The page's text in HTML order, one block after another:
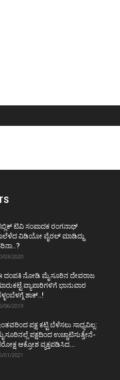
ಟಿವಿ ಸಂಪಾದಕ ರಂಗನಾಥ್
ವಿಡಿಯೋ ವೈರಲ್ ಮಾಡಿದ್ದು
03/2020
ದಂಪತಿ ನೋಡಿ ಮೈಸೂರಿನ ದೇವರಾಜ
ವ್ಯಾಪಾರಿಗಳಿಗೆ ಭಾನುವಾರ
ಶಾಕ್..!
06/2019
ಪಕ್ಷ ಕಟ್ಟಿ ಬೆಳೆಸಲು ಸಾಧ್ಯವಿಲ್ಲ:
ಪಕ್ಷದಿಂದ ಉಚ್ಚಾಟಿಸುತ್ತೇನೆ-
ಆಕ್ರೋಶ ವ್ಯಕ್ತಪಡಿಸಿದ...
01/2021